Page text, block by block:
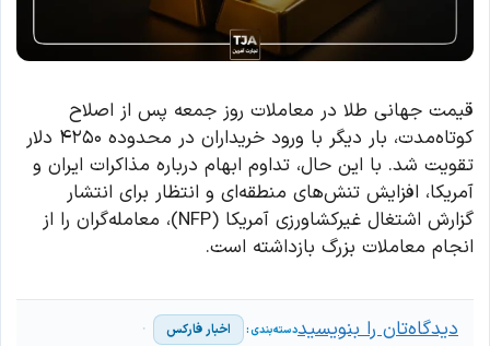
قیمت جهانی طلا در معاملات روز جمعه پس از اصلاح
کوتاه‌مدت، بار دیگر با ورود خریداران در محدوده ۴۲۵۰ دلار
تقویت شد. با این حال، تداوم ابهام درباره مذاکرات ایران و
آمریکا، افزایش تنش‌های منطقه‌ای و انتظار برای انتشار
گزارش اشتغال غیرکشاورزی آمریکا (NFP)، معامله‌گران را از
انجام معاملات بزرگ بازداشته است.
اخبار فارکس دیدگاه‌تان را بنویسید